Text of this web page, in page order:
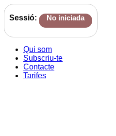
Sessió: No iniciada
Qui som
Subscriu-te
Contacte
Tarifes